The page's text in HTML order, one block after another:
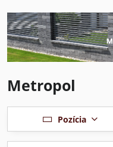
Metropol
Pozícia